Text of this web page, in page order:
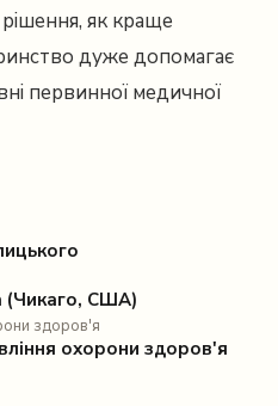
як краще
дуже допомагає
первинної медичної
(Чикаго, США)
здоров'я
охорони здоров'я